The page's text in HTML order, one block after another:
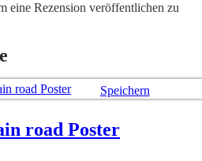
eine Rezension veröffentlichen zu
Speichern
road Poster